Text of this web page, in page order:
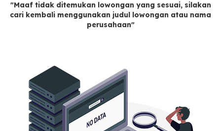
"Maaf tidak ditemukan lowongan yang sesuai, silakan
cari kembali menggunakan judul lowongan atau nama
perusahaan"